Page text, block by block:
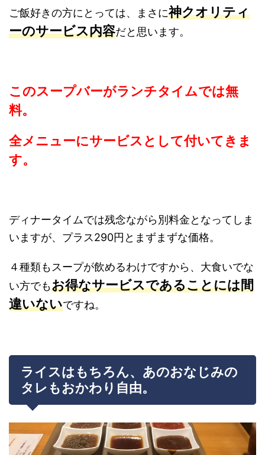
ご飯好きの方にとっては、まさに神クオリティ
ーのサービス内容だと思います。
このスープバーがランチタイムでは無
料。
全メニューにサービスとして付いてきま
す。
ディナータイムでは残念ながら別料金となってしま
いますが、プラス290円とまずまずな価格。
４種類もスープが飲めるわけですから、大食いでな
い方でもお得なサービスであることには間
違いないですね。
ライスはもちろん、あのおなじみの
タレもおかわり自由。